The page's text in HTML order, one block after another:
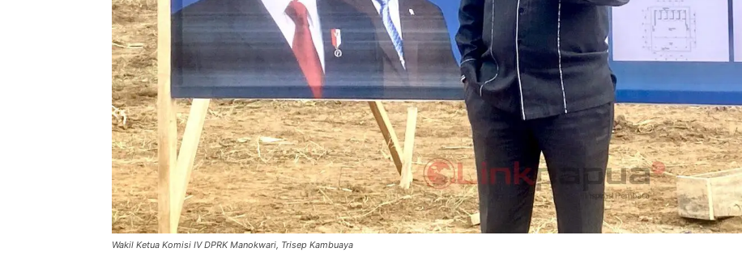
Wakil Ketua Komisi IV DPRK Manokwari, Trisep Kambuaya